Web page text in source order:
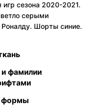
сезона 2020-2021.
серыми
Шорты синие.
фамилии
формы